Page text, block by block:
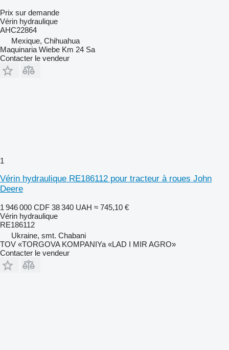
Prix sur demande
Vérin hydraulique
AHC22864
Mexique, Chihuahua
Maquinaria Wiebe Km 24 Sa
Contacter le vendeur
1
Vérin hydraulique RE186112 pour tracteur à roues John
Deere
1 946 000 CDF 38 340 UAH ≈ 745,10 €
Vérin hydraulique
RE186112
Ukraine, smt. Chabani
TOV «TORGOVA KOMPANIYa «LAD I MIR AGRO»
Contacter le vendeur